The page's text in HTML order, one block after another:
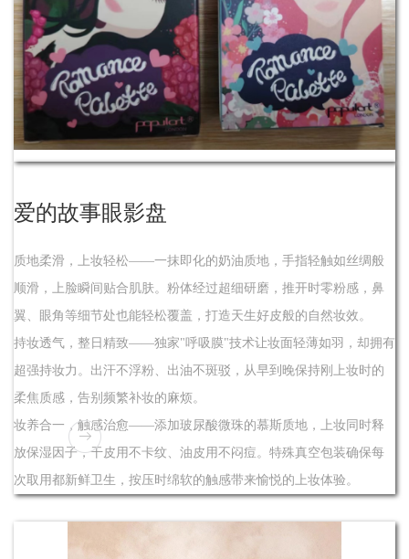
爱的故事眼影盘
质地柔滑，上妆轻松——一抹即化的奶油质地，手指轻触如丝绸般
顺滑，上脸瞬间贴合肌肤。粉体经过超细研磨，推开时零粉感，鼻
翼、眼角等细节处也能轻松覆盖，打造天生好皮般的自然妆效。
持妆透气，整日精致——独家"呼吸膜"技术让妆面轻薄如羽，却拥有
超强持妆力。出汗不浮粉、出油不斑驳，从早到晚保持刚上妆时的
柔焦质感，告别频繁补妆的麻烦。
妆养合一，触感治愈——添加玻尿酸微珠的慕斯质地，上妆同时释
放保湿因子，干皮用不卡纹、油皮用不闷痘。特殊真空包装确保每
次取用都新鲜卫生，按压时绵软的触感带来愉悦的上妆体验。